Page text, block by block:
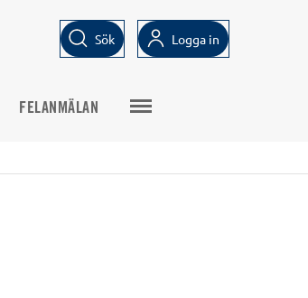
Sök Logga in
FELANMÄLAN